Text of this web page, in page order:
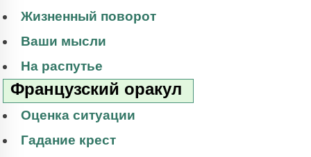
Жизненный поворот
Ваши мысли
На распутье
Французский оракул
Оценка ситуации
Гадание крест